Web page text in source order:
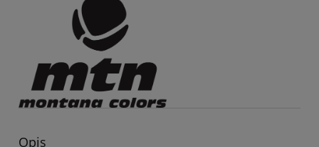
Opis